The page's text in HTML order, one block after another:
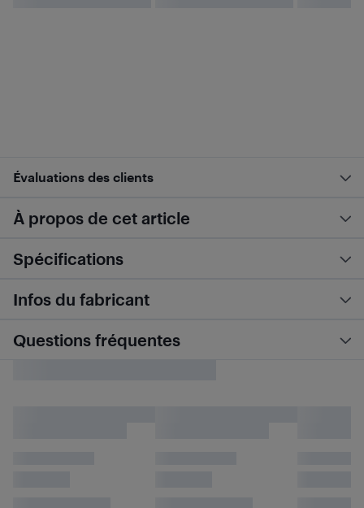
Évaluations des clients
À propos de cet article
Spécifications
Infos du fabricant
Questions fréquentes